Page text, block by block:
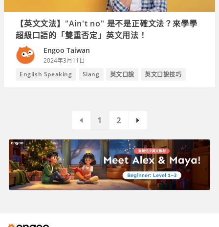
【英文文法】"Ain't no" 是不是正確文法？來學學
超級口語的「雙重否定」英文用法！
Engoo Taiwan
2024年3月11日
English Speaking
Slang 英文口說 英文口說技巧
1 2